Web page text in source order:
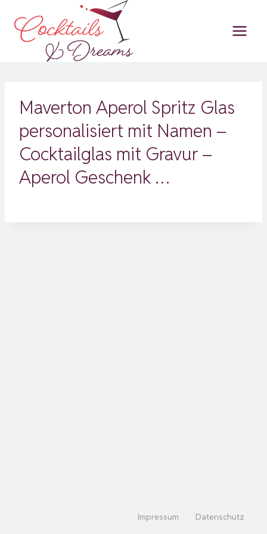
Inhalt
springen
Maverton Aperol Spritz Glas
personalisiert mit Namen –
Cocktailglas mit Gravur –
Aperol Geschenk …
Impressum Datenschutz